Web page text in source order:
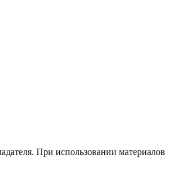
При использовании материалов